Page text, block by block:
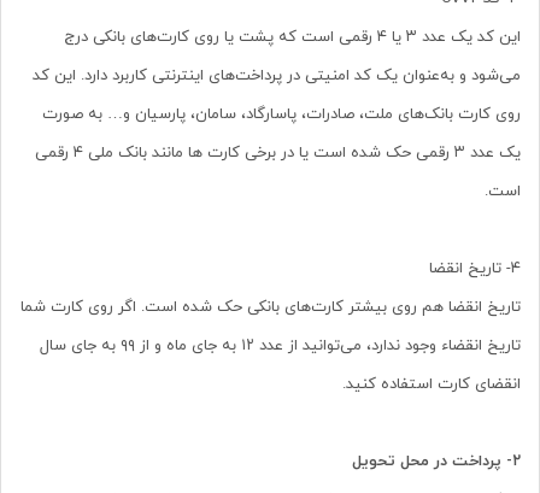
این کد یک عدد ۳ یا ۴ رقمی است که پشت یا روی کارت‌‌‌‌‌‌‌‌‌‌‌‌‌‌‌‌‌‌‌‌‌‌‌‌‌‌‌‌‌‌‌‌‌‌‌‌‌‌‌‌‌‌‌‌‌‌‌‌‌‌‌‌‌های بانکی درج
می‌شود و به‌‌‌‌‌‌‌‌‌‌‌‌‌‌‌‌‌‌‌‌‌‌‌‌‌‌‌‌‌‌‌‌‌‌‌‌‌‌‌‌‌‌‌‌‌‌‌‌‌‌‌‌‌عنوان یک کد امنیتی در پرداخت‌‌‌‌‌‌‌‌‌‌‌‌‌‌‌‌‌‌‌‌‌‌‌‌‌‌‌‌‌‌‌‌‌‌‌‌‌‌‌‌‌‌‌‌‌‌‌‌‌‌‌‌‌های اینترنتی کاربرد دارد. این کد
روی کارت‌‌‌‌‌‌‌‌‌‌‌‌‌‌‌‌‌‌‌‌‌‌‌‌‌‌‌‌‌‌‌‌‌‌‌‌‌‌‌‌‌‌‌‌‌‌‌‌‌‌‌‌‌ بانک‏‌های ملت، صادرات، پاسارگاد، سامان، پارسیان و… به صورت
یک عدد ۳ رقمی حک شده است یا در برخی کارت ها مانند بانک ملی ۴ رقمی
است.
۴- تاریخ انقضا
تاریخ انقضا هم روی بیشتر کارت‌های بانکی حک شده است. اگر روی کارت شما
تاریخ انقضاء وجود ندارد، می‏‌توانید از عدد ۱۲ به جای ماه و از ۹۹ به جای سال
انقضای کارت استفاده کنید.
۲-
پرداخت در محل تحویل